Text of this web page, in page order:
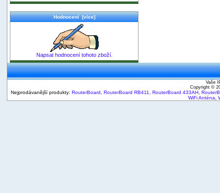
Hodnocení [více]
Napsat hodnocení tohoto zboží.
Vaše
Copyright ©
Nejprodávanější produkty: RouterBoard RouterBoard RB411 RouterBoard 433AH
WiFi Anténa